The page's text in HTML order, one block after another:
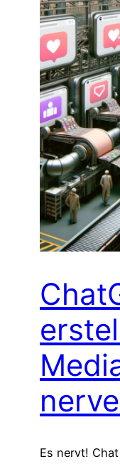
Es nervt!